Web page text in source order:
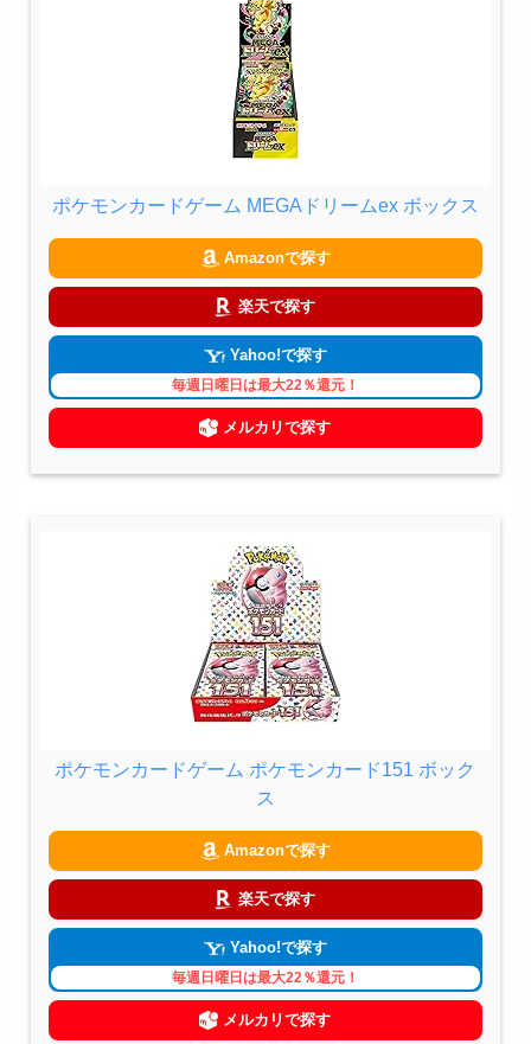
ポケモンカードゲーム MEGAドリームex ボックス
Amazonで探す
楽天で探す
Yahoo!で探す
毎週日曜日は最大22％還元！
メルカリで探す
ポケモンカードゲーム ポケモンカード151 ボック
ス
Amazonで探す
楽天で探す
Yahoo!で探す
毎週日曜日は最大22％還元！
メルカリで探す